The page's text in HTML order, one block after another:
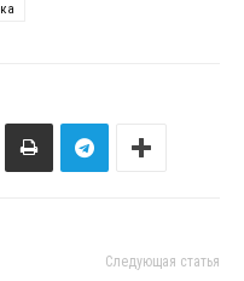
Следующая статья